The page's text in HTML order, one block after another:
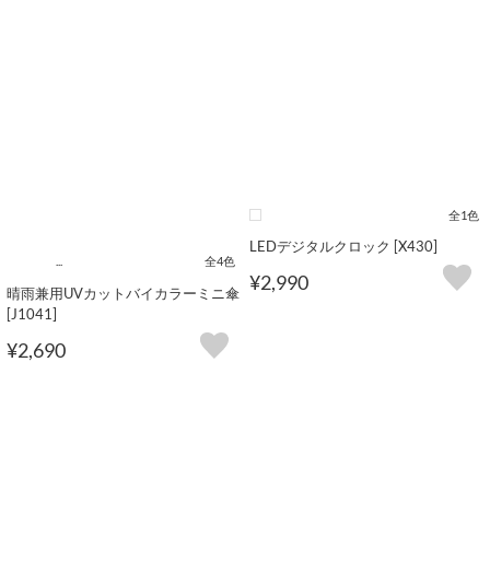
全4色
晴雨兼用UVカットバイカラーミニ傘
[J1041]
¥2,690
全1色
LEDデジタルクロック [X430]
¥2,990